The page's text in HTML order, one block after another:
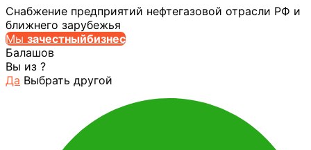
Снабжение предприятий нефтегазовой отрасли РФ и
ближнего зарубежья
Мы зачестныйбизнес
Балашов
Вы из ?
Да Выбрать другой